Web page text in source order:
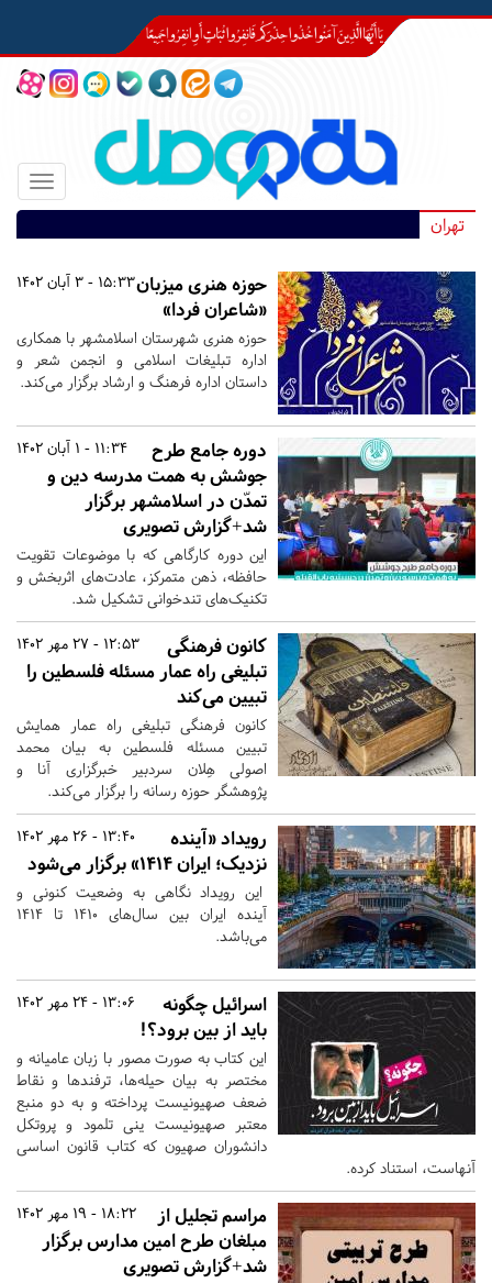
Toggle
تهران
15:33 - 3 آبان 1402حوزه هنری میزبان
«شاعران فردا»
حوزه هنری شهرستان اسلامشهر با همکاری
اداره تبلیغات اسلامی و انجمن شعر و
داستان اداره فرهنگ و ارشاد برگزار می‌کند.
11:34 - 1 آبان 1402
دوره جامع طرح
جوشش به همت مدرسه دین و
تمدّن در اسلامشهر برگزار
شد+گزارش تصویری
این دوره کارگاهی که با موضوعات تقویت
حافظه، ذهن متمرکز، عادت‌های اثربخش و
تکنیک‌های تندخوانی تشکیل شد.
12:53 - 27 مهر 1402
کانون فرهنگی
تبلیغی راه عمار مسئله فلسطین را
تبیین می‌کند
کانون فرهنگی تبلیغی راه عمار همایش
تبیین مسئله فلسطین به بیان محمد
اصولی هِلان سردبیر خبرگزاری آنا و
پژوهشگر حوزه رسانه را برگزار می‌کند.
13:40 - 26 مهر 1402
رویداد «آینده
نزدیک؛ ایران ۱۴۱۴» برگزار می‌شود
این رویداد نگاهی به وضعیت کنونی و
آینده ایران بین سال‌های ۱۴۱۰ تا ۱۴۱۴
می‌باشد.
13:06 - 24 مهر 1402
اسرائیل چگونه
باید از بین برود؟!
این کتاب به‌ صورت مصور با زبان عامیانه و
مختصر به بیان حیله‌ها، ترفندها و نقاط
ضعف صهیونیست پرداخته و به دو منبع
معتبر صهیونیست ینی تلمود و پروتکل
دانشوران صهیون که کتاب قانون اساسی
آنهاست، استناد کرده.
18:22 - 19 مهر 1402
مراسم تجلیل از
مبلغان طرح امین مدارس برگزار
شد+گزارش تصویری